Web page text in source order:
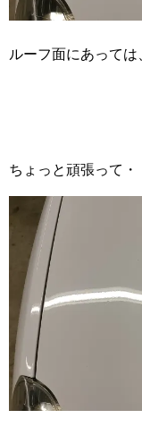
ルーフ面にあっては
ちょっと頑張って・